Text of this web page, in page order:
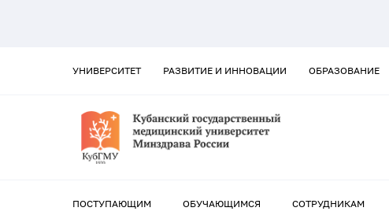
УНИВЕРСИТЕТ РАЗВИТИЕ И ИННОВАЦИИ ОБРАЗОВАНИЕ
ПОСТУПАЮЩИМ ОБУЧАЮЩИМСЯ СОТРУДНИКАМ